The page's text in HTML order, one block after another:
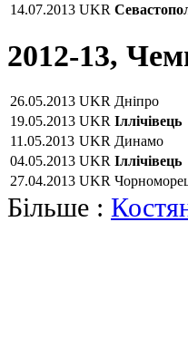
14.07.2013 UKR
2012-13,
26.05.2013 UKR Дніпро
19.05.2013 UKR Іллічівець
11.05.2013 UKR Динамо
04.05.2013 UKR Іллічівець
27.04.2013 UKR
Більше :